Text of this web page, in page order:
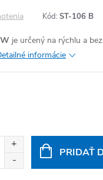
Kód: ST-106 B
je určený na rýchlu a
informácie
PRIDAŤ